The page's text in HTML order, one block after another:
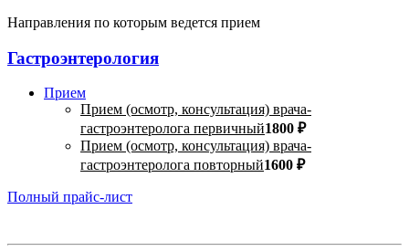
Направления по которым ведется прием
Гастроэнтерология
Прием
Прием (осмотр, консультация) врача-
гастроэнтеролога первичный1800 ₽
Прием (осмотр, консультация) врача-
гастроэнтеролога повторный1600 ₽
Полный прайс-лист